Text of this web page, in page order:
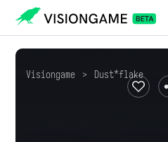
Visiongame > Dust*flake